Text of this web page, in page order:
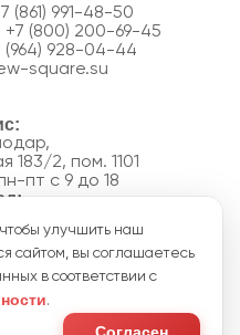
(861) 991-48-50
+7 (800) 200-69-45
(964) 928-04-44
square.su
183/2, пом. 1101
пт с 9 до 18
15
пн-пт с 8 до 18
данных
улучшить наш
сайтом, вы соглашаетесь
в соответствии с
.